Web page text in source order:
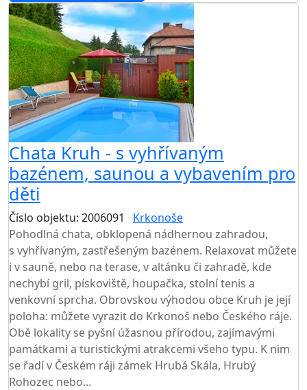
Chata Kruh - s vyhřívaným
bazénem, saunou a vybavením pro
děti
Číslo objektu: 2006091 Krkonoše
Pohodlná chata, obklopená nádhernou zahradou,
s vyhřívaným, zastřešeným bazénem. Relaxovat můžete
i v sauně, nebo na terase, v altánku či zahradě, kde
nechybí gril, pískoviště, houpačka, stolní tenis a
venkovní sprcha. Obrovskou výhodou obce Kruh je její
poloha: můžete vyrazit do Krkonoš nebo Českého ráje.
Obě lokality se pyšní úžasnou přírodou, zajímavými
památkami a turistickými atrakcemi všeho typu. K nim
se řadí v Českém ráji zámek Hrubá Skála, Hrubý
Rohozec nebo...